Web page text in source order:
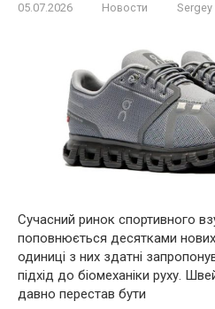
05.07.2026 Новости Sergey
Сучасний ринок спортивного
поповнюється десятками
одиниці з них здатні
підхід до біомеханіки руху.
давно перестав бути